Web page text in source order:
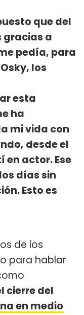
que del
gracias a
pedía, para
los
esta
ha
mi vida con
desde el
en actor. Ese
días sin
Esto es
de los
para hablar
cierre del
en medio